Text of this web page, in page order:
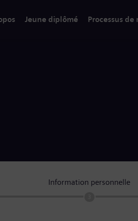
Jeune diplômé Processus
Information personnelle